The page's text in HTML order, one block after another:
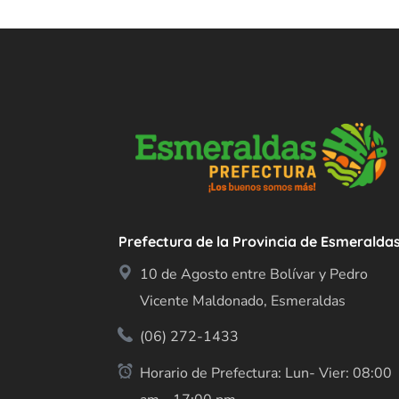
Prefectura de la Provincia de
10 de Agosto entre Bolívar y Pedro
Vicente Maldonado, Esmeraldas
(06) 272-1433
Horario de Prefectura: Lun- Vier: 08:00